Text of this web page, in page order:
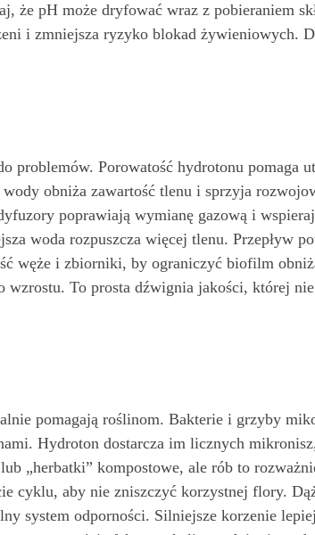
że pH może dryfować wraz z pobieraniem
i zmniejsza ryzyko blokad żywieniowych.
problemów. Porowatość hydrotonu pomaga
obniża zawartość tlenu i sprzyja
poprawiają wymianę gazową i
woda rozpuszcza więcej tlenu. Przepływ
węże i zbiorniki, by ograniczyć biofilm
wzrostu. To prosta dźwignia jakości, której
pomagają roślinom. Bakterie i grzyby
Hydroton dostarcza im licznych
„herbatki” kompostowe, ale rób to
cyklu, aby nie zniszczyć korzystnej flory.
system odporności. Silniejsze korzenie